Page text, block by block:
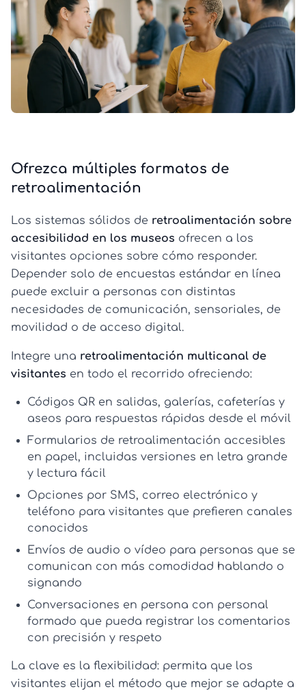
Ofrezca múltiples formatos de
retroalimentación
Los sistemas sólidos de retroalimentación sobre
accesibilidad en los museos ofrecen a los
visitantes opciones sobre cómo responder.
Depender solo de encuestas estándar en línea
puede excluir a personas con distintas
necesidades de comunicación, sensoriales, de
movilidad o de acceso digital.
Integre una retroalimentación multicanal de
visitantes en todo el recorrido ofreciendo:
Códigos QR en salidas, galerías, cafeterías y
aseos para respuestas rápidas desde el móvil
Formularios de retroalimentación accesibles
en papel, incluidas versiones en letra grande
y lectura fácil
Opciones por SMS, correo electrónico y
teléfono para visitantes que prefieren canales
conocidos
Envíos de audio o vídeo para personas que se
comunican con más comodidad hablando o
signando
Conversaciones en persona con personal
formado que pueda registrar los comentarios
con precisión y respeto
La clave es la flexibilidad: permita que los
visitantes elijan el método que mejor se adapte a